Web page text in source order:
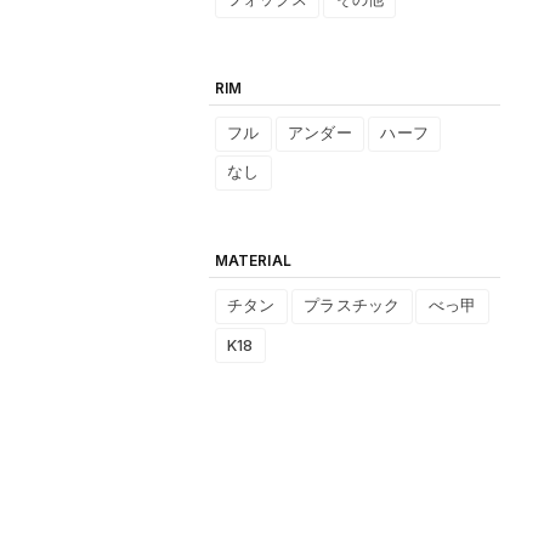
RIM
フル アンダー ハーフ
なし
MATERIAL
チタン プラスチック べっ甲
K18